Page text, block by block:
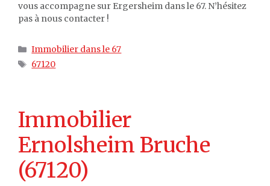
vous accompagne sur Ergersheim dans le 67. N’hésitez
pas à nous contacter !
Catégories
Immobilier dans le 67
Étiquettes
67120
Immobilier
Ernolsheim Bruche
(67120)